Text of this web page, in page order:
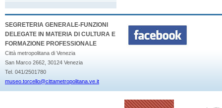
SEGRETERIA GENERALE-FUNZIONI
DELEGATE IN MATERIA DI CULTURA E
FORMAZIONE PROFESSIONALE
Città metropolitana di Venezia
San Marco 2662, 30124 Venezia
Tel. 041/2501780
museo.torcello@cittametropolitana.ve.it